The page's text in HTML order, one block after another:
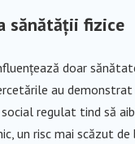
sănătății fizice
doar
au demonstrat
regulat tind să
un risc mai scăzut de